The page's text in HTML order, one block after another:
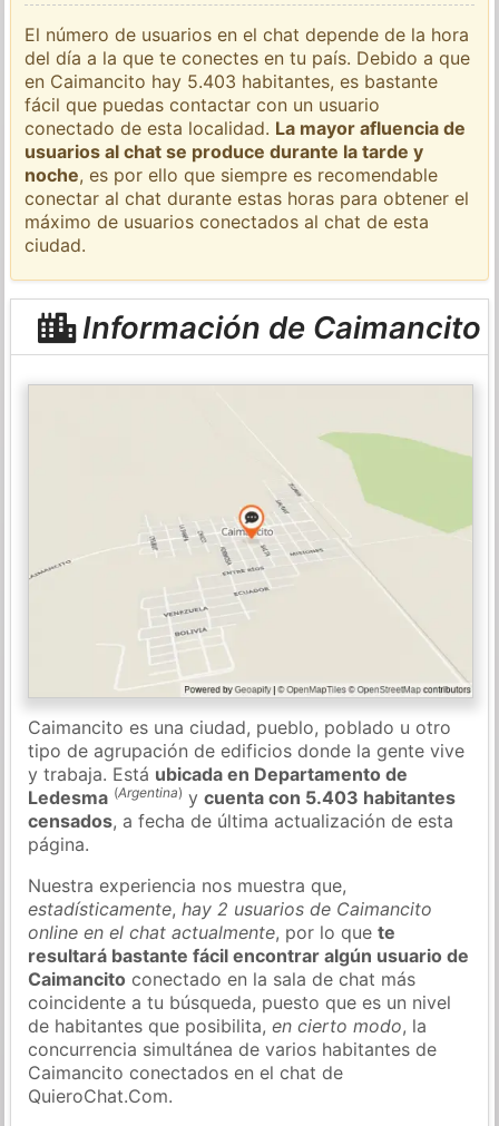
El número de usuarios en el chat depende de la hora
del día a la que te conectes en tu país. Debido a que
en Caimancito hay 5.403 habitantes, es bastante
fácil que puedas contactar con un usuario
conectado de esta localidad. La mayor afluencia de
usuarios al chat se produce durante la tarde y
noche, es por ello que siempre es recomendable
conectar al chat durante estas horas para obtener el
máximo de usuarios conectados al chat de esta
ciudad.
Información de Caimancito
Caimancito es una ciudad, pueblo, poblado u otro
tipo de agrupación de edificios donde la gente vive
y trabaja. Está ubicada en Departamento de
Ledesma (Argentina) ycuenta con 5.403 habitantes
censados, a fecha de última actualización de esta
página.
Nuestra experiencia nos muestra que,
estadísticamente,hay 2 usuarios de Caimancito
online en el chat actualmente, por lo quete
resultará bastante fácil encontrar algún usuario de
Caimancito conectado en la sala de chat más
coincidente a tu búsqueda, puesto que es un nivel
de habitantes que posibilita,en cierto modo, la
concurrencia simultánea de varios habitantes de
Caimancito conectados en el chat de
QuieroChat.Com.